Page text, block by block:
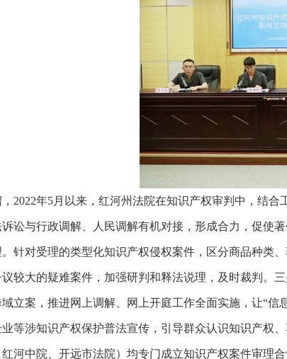
年5月以来，红河州法院在知识产权审判中，结合
讼与行政调解、人民调解有机对接，形成合力，促使
针对受理的类型化知识产权侵权案件，区分商品种类
较大的疑难案件，加强研判和释法说理，及时裁判。
立案，推进网上调解、网上开庭工作全面实施，让“
等涉知识产权保护普法宣传，引导群众认识知识产权
河中院、开远市法院）均专门成立知识产权案件审理